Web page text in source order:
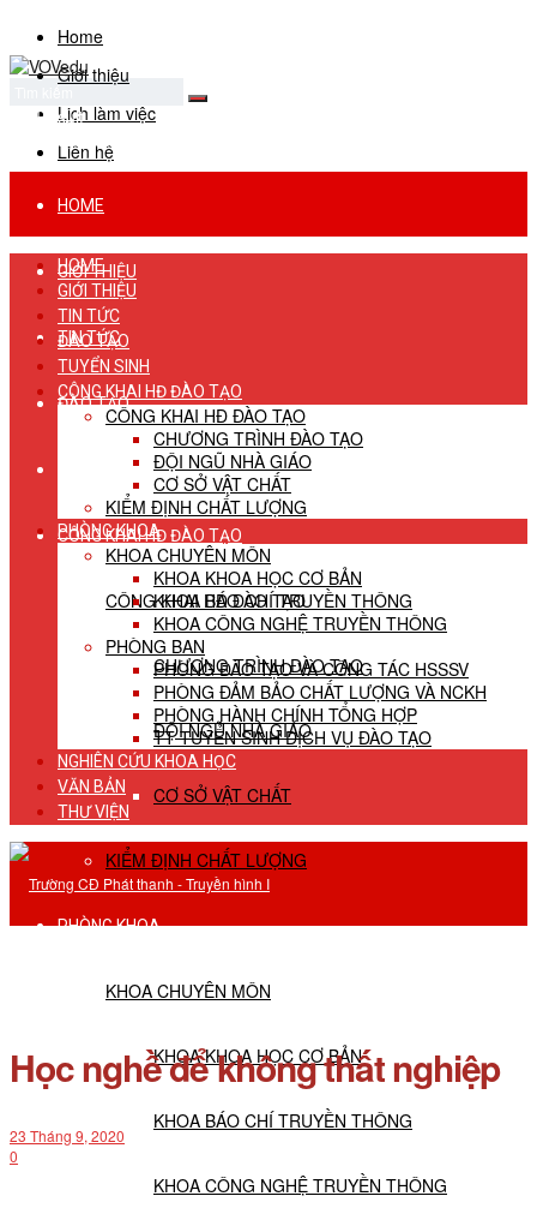
Home
Giới thiệu
Lịch làm việc
Liên hệ
No Result
View All Result
HOME
GIỚI THIỆU
TIN TỨC
ĐÀO TẠO
TUYỂN SINH
CÔNG KHAI HĐ ĐÀO TẠO
CÔNG KHAI HĐ ĐÀO TẠO
CHƯƠNG TRÌNH ĐÀO TẠO
ĐỘI NGŨ NHÀ GIÁO
CƠ SỞ VẬT CHẤT
KIỂM ĐỊNH CHẤT LƯỢNG
PHÒNG KHOA
KHOA CHUYÊN MÔN
KHOA KHOA HỌC CƠ BẢN
KHOA BÁO CHÍ TRUYỀN THÔNG
KHOA CÔNG NGHỆ TRUYỀN THÔNG
HOME
GIỚI THIỆU
TIN TỨC
ĐÀO TẠO
TUYỂN SINH
CÔNG KHAI HĐ ĐÀO TẠO
CÔNG KHAI HĐ ĐÀO TẠO
CHƯƠNG TRÌNH ĐÀO TẠO
ĐỘI NGŨ NHÀ GIÁO
CƠ SỞ VẬT CHẤT
KIỂM ĐỊNH CHẤT LƯỢNG
PHÒNG KHOA
KHOA CHUYÊN MÔN
KHOA KHOA HỌC CƠ BẢN
KHOA BÁO CHÍ TRUYỀN THÔNG
KHOA CÔNG NGHỆ TRUYỀN THÔNG
PHÒNG BAN
PHÒNG ĐÀO TẠO VÀ CÔNG TÁC HSSSV
PHÒNG ĐẢM BẢO CHẤT LƯỢNG VÀ NCKH
PHÒNG HÀNH CHÍNH TỔNG HỢP
TT TUYỂN SINH DỊCH VỤ ĐÀO TẠO
NGHIÊN CỨU KHOA HỌC
VĂN BẢN
THƯ VIỆN
Học nghề để không thất nghiệp
23 Tháng 9, 2020
0